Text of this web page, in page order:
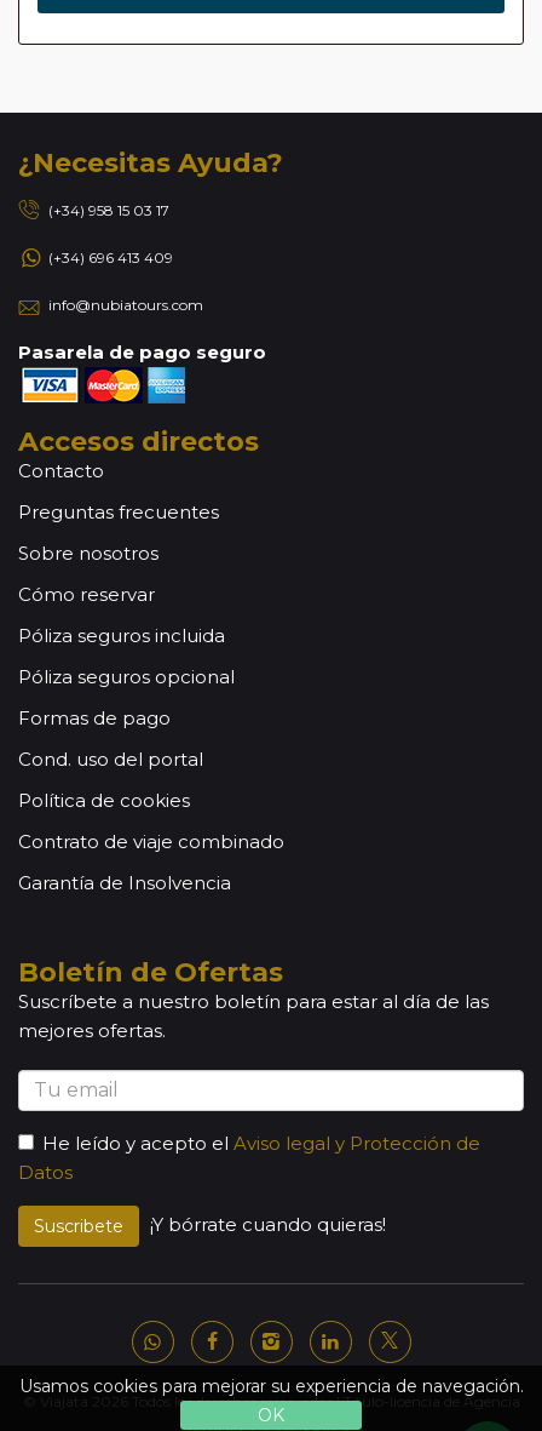
Usamos cookies para mejorar su experiencia de navegación.
OK
¿Necesitas Ayuda?
(+34) 958 15 03 17
(+34) 696 413 409
info@nubiatours.com
Pasarela de pago seguro
Accesos directos
Contacto
Preguntas frecuentes
Sobre nosotros
Cómo reservar
Póliza seguros incluida
Póliza seguros opcional
Formas de pago
Cond. uso del portal
Política de cookies
Contrato de viaje combinado
Garantía de Insolvencia
Boletín de Ofertas
Suscríbete a nuestro boletín para estar al día de las
mejores ofertas.
He leído y acepto el Aviso legal y Protección de
Datos
Suscribete ¡Y bórrate cuando quieras!
© Viajata 2026 Todos los derechos reservados | Título-licencia de Agencia